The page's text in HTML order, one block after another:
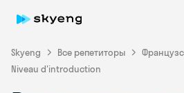
Skyeng Все репетиторы
Niveau d'introduction